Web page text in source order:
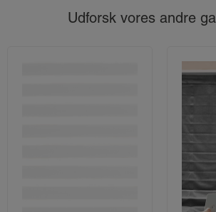
Udforsk vores andre